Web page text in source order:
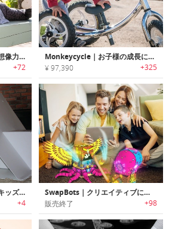
Storyball｜アクティブで 想像力に富んだ遊び方ができるキッズ用スマートトイ「ストーリーボール」
+72
Monkeycycle｜お子様の成長にあわせて成長する8 in 1モジュラー バイク「モンキーサイクル」
¥ 97,390 +325
HAUS｜モダンデザインのキッズプレイハウス「ハウス」
+4
SwapBots｜クリエイティブに楽しみながら学べるAR搭載ロボット「スワップボット」
販売終了 +98